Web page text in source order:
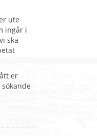
ute
ingår i
ska
er